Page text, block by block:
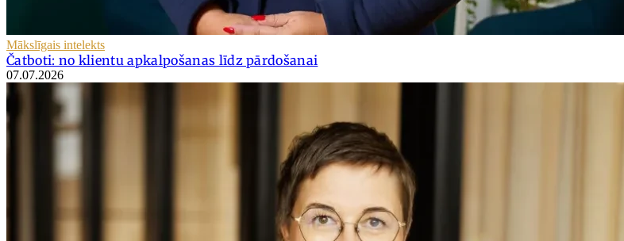
Mākslīgais intelekts
Čatboti: no klientu apkalpošanas līdz pārdošanai
07.07.2026